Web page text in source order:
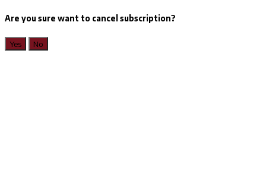
Are you sure want to cancel subscription?
Yes No